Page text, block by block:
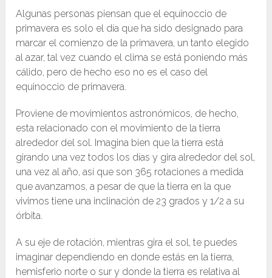
Algunas personas piensan que el equinoccio de
primavera es solo el día que ha sido designado para
marcar el comienzo de la primavera, un tanto elegido
al azar, tal vez cuando el clima se está poniendo más
cálido, pero de hecho eso no es el caso del
equinoccio de primavera.
Proviene de movimientos astronómicos, de hecho,
esta relacionado con el movimiento de la tierra
alrededor del sol. Imagina bien que la tierra está
girando una vez todos los días y gira alrededor del sol,
una vez al año, así que son 365 rotaciones a medida
que avanzamos, a pesar de que la tierra en la que
vivimos tiene una inclinación de 23 grados y 1/2 a su
órbita.
A su eje de rotación, mientras gira el sol, te puedes
imaginar dependiendo en donde estás en la tierra,
hemisferio norte o sur y donde la tierra es relativa al